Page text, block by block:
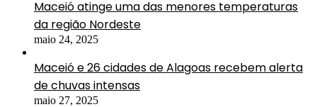
Maceió atinge uma das menores temperaturas
da região Nordeste
maio 24, 2025
Maceió e 26 cidades de Alagoas recebem alerta
de chuvas intensas
maio 27, 2025